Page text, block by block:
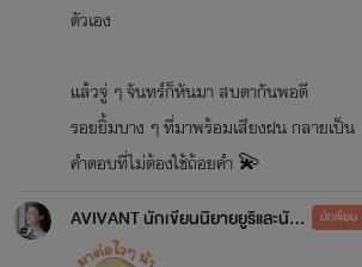
ตัวเอง
แล้วจู่ ๆ จันทร์ก็หันมา สบตากันพอดี
รอยยิ้มบาง ๆ ที่มาพร้อมเสียงฝน กลายเป็น
คำตอบที่ไม่ต้องใช้ถ้อยคำ 💫
AVIVANT นักเขียนนิยายยูริและนักออกแบบ นักเขียน